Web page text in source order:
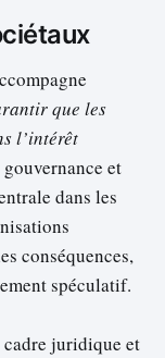
que les
l’intérêt
et
dans les
conséquences,
spéculatif.
cadre juridique et